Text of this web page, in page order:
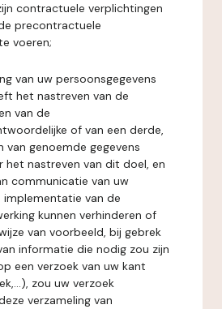
contractuele verplichtingen
precontractuele
voeren;
van uw persoonsgegevens
het nastreven van de
van de
of van een derde,
van genoemde gegevens
het nastreven van dit doel, en
communicatie van uw
implementatie van de
kunnen verhinderen of
van voorbeeld, bij gebrek
informatie die nodig zou zijn
een verzoek van uw kant
zou uw verzoek
verzameling van